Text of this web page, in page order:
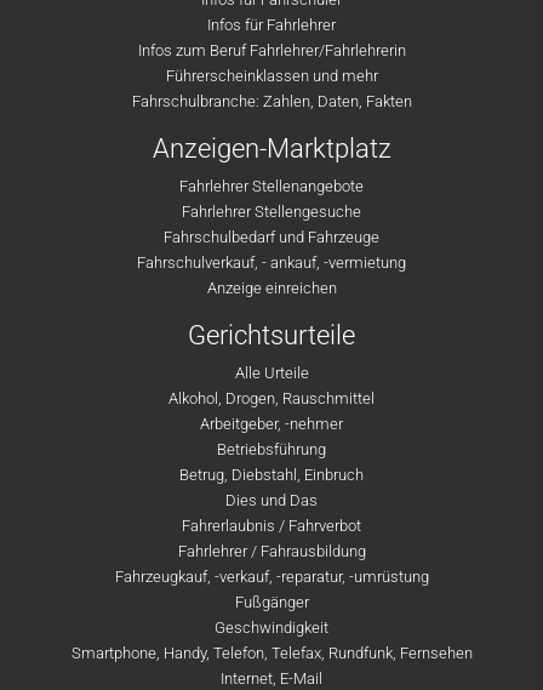
Infos für Fahrlehrer
Infos zum Beruf Fahrlehrer/Fahrlehrerin
Führerscheinklassen und mehr
Fahrschulbranche: Zahlen, Daten, Fakten
Anzeigen-Marktplatz
Fahrlehrer Stellenangebote
Fahrlehrer Stellengesuche
Fahrschulbedarf und Fahrzeuge
Fahrschulverkauf, - ankauf, -vermietung
Anzeige einreichen
Gerichtsurteile
Alle Urteile
Alkohol, Drogen, Rauschmittel
Arbeitgeber, -nehmer
Betriebsführung
Betrug, Diebstahl, Einbruch
Dies und Das
Fahrerlaubnis / Fahrverbot
Fahrlehrer / Fahrausbildung
Fahrzeugkauf, -verkauf, -reparatur, -umrüstung
Fußgänger
Geschwindigkeit
Smartphone, Handy, Telefon, Telefax, Rundfunk, Fernsehen
Internet, E-Mail